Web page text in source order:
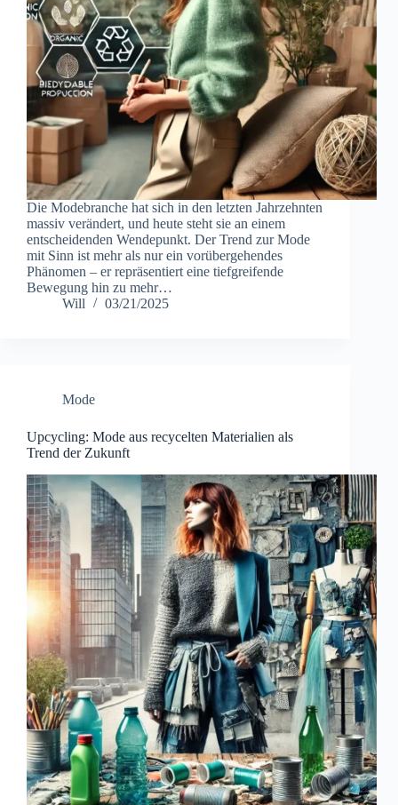
Die Modebranche hat sich in den letzten Jahrzehnten
massiv verändert, und heute steht sie an einem
entscheidenden Wendepunkt. Der Trend zur Mode
mit Sinn ist mehr als nur ein vorübergehendes
Phänomen – er repräsentiert eine tiefgreifende
Bewegung hin zu mehr…
Will
03/21/2025
Mode
Upcycling: Mode aus recycelten Materialien als
Trend der Zukunft